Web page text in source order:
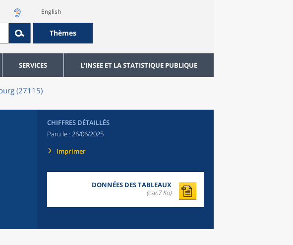
English
Thèmes
SERVICES L'INSEE ET LA STATISTIQUE PUBLIQUE
(27115)
CHIFFRES DÉTAILLÉS
Paru le : 26/06/2025
Imprimer
DONNÉES DES TABLEAUX
(csv,7 Ko)